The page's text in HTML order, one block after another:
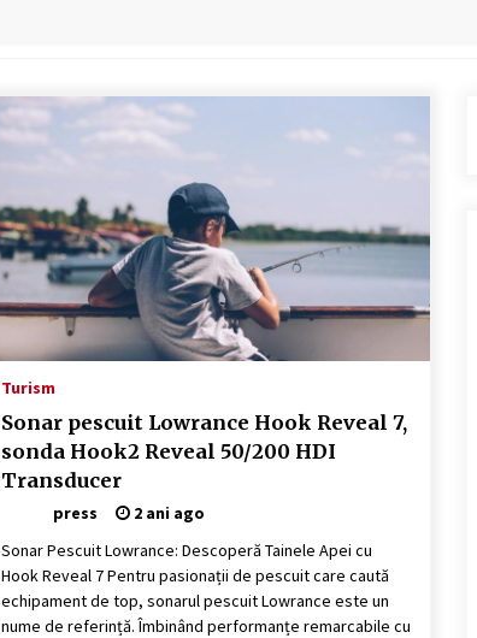
2 ani ago
Turism
Sonar pescuit Lowrance Hook Reveal 7,
sonda Hook2 Reveal 50/200 HDI
Transducer
press
2 ani ago
Sonar Pescuit Lowrance: Descoperă Tainele Apei cu
Hook Reveal 7 Pentru pasionații de pescuit care caută
echipament de top, sonarul pescuit Lowrance este un
nume de referință. Îmbinând performanțe remarcabile cu